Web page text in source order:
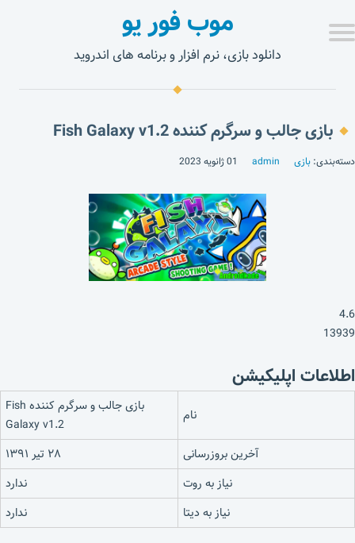
موب فور یو
دانلود بازی، نرم افزار و برنامه های اندروید
بازی جالب و سرگرم کننده Fish Galaxy v1.2
دسته‌بندی: بازی admin 01 ژانویه 2023
4.6
13939
اطلاعات اپلیکیشن
نام
بازی جالب و سرگرم کننده Fish
Galaxy v1.2
آخرین بروزرسانی
۲۸ تیر ۱۳۹۱
نیاز به روت
ندارد
نیاز به دیتا
ندارد